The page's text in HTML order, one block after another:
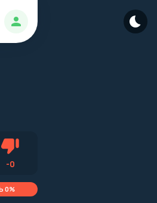
Авторизация
-0Не нравится (0.0, 0, 15207)
0%